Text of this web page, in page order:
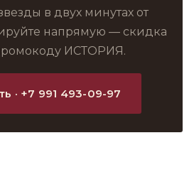
в двух минутах от
напрямую — скидка
ИСТОРИЯ.
· +7 991 493-09-97